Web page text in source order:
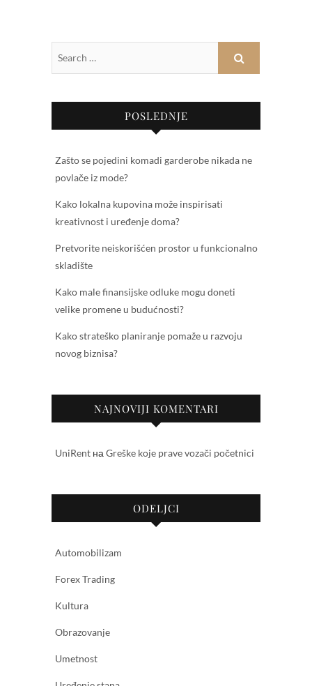
POSLEDNJE
Zašto se pojedini komadi garderobe nikada ne
povlače iz mode?
Kako lokalna kupovina može inspirisati
kreativnost i uređenje doma?
Pretvorite neiskorišćen prostor u funkcionalno
skladište
Kako male finansijske odluke mogu doneti
velike promene u budućnosti?
Kako strateško planiranje pomaže u razvoju
novog biznisa?
NAJNOVIJI KOMENTARI
UniRent на Greške koje prave vozači početnici
ODELJCI
Automobilizam
Forex Trading
Kultura
Obrazovanje
Umetnost